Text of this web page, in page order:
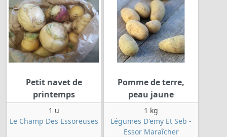
Petit navet de
printemps
1 u
Le Champ Des Essoreuses
Pomme de terre,
peau jaune
1 kg
Légumes D'emy Et Seb -
Essor Maraîcher